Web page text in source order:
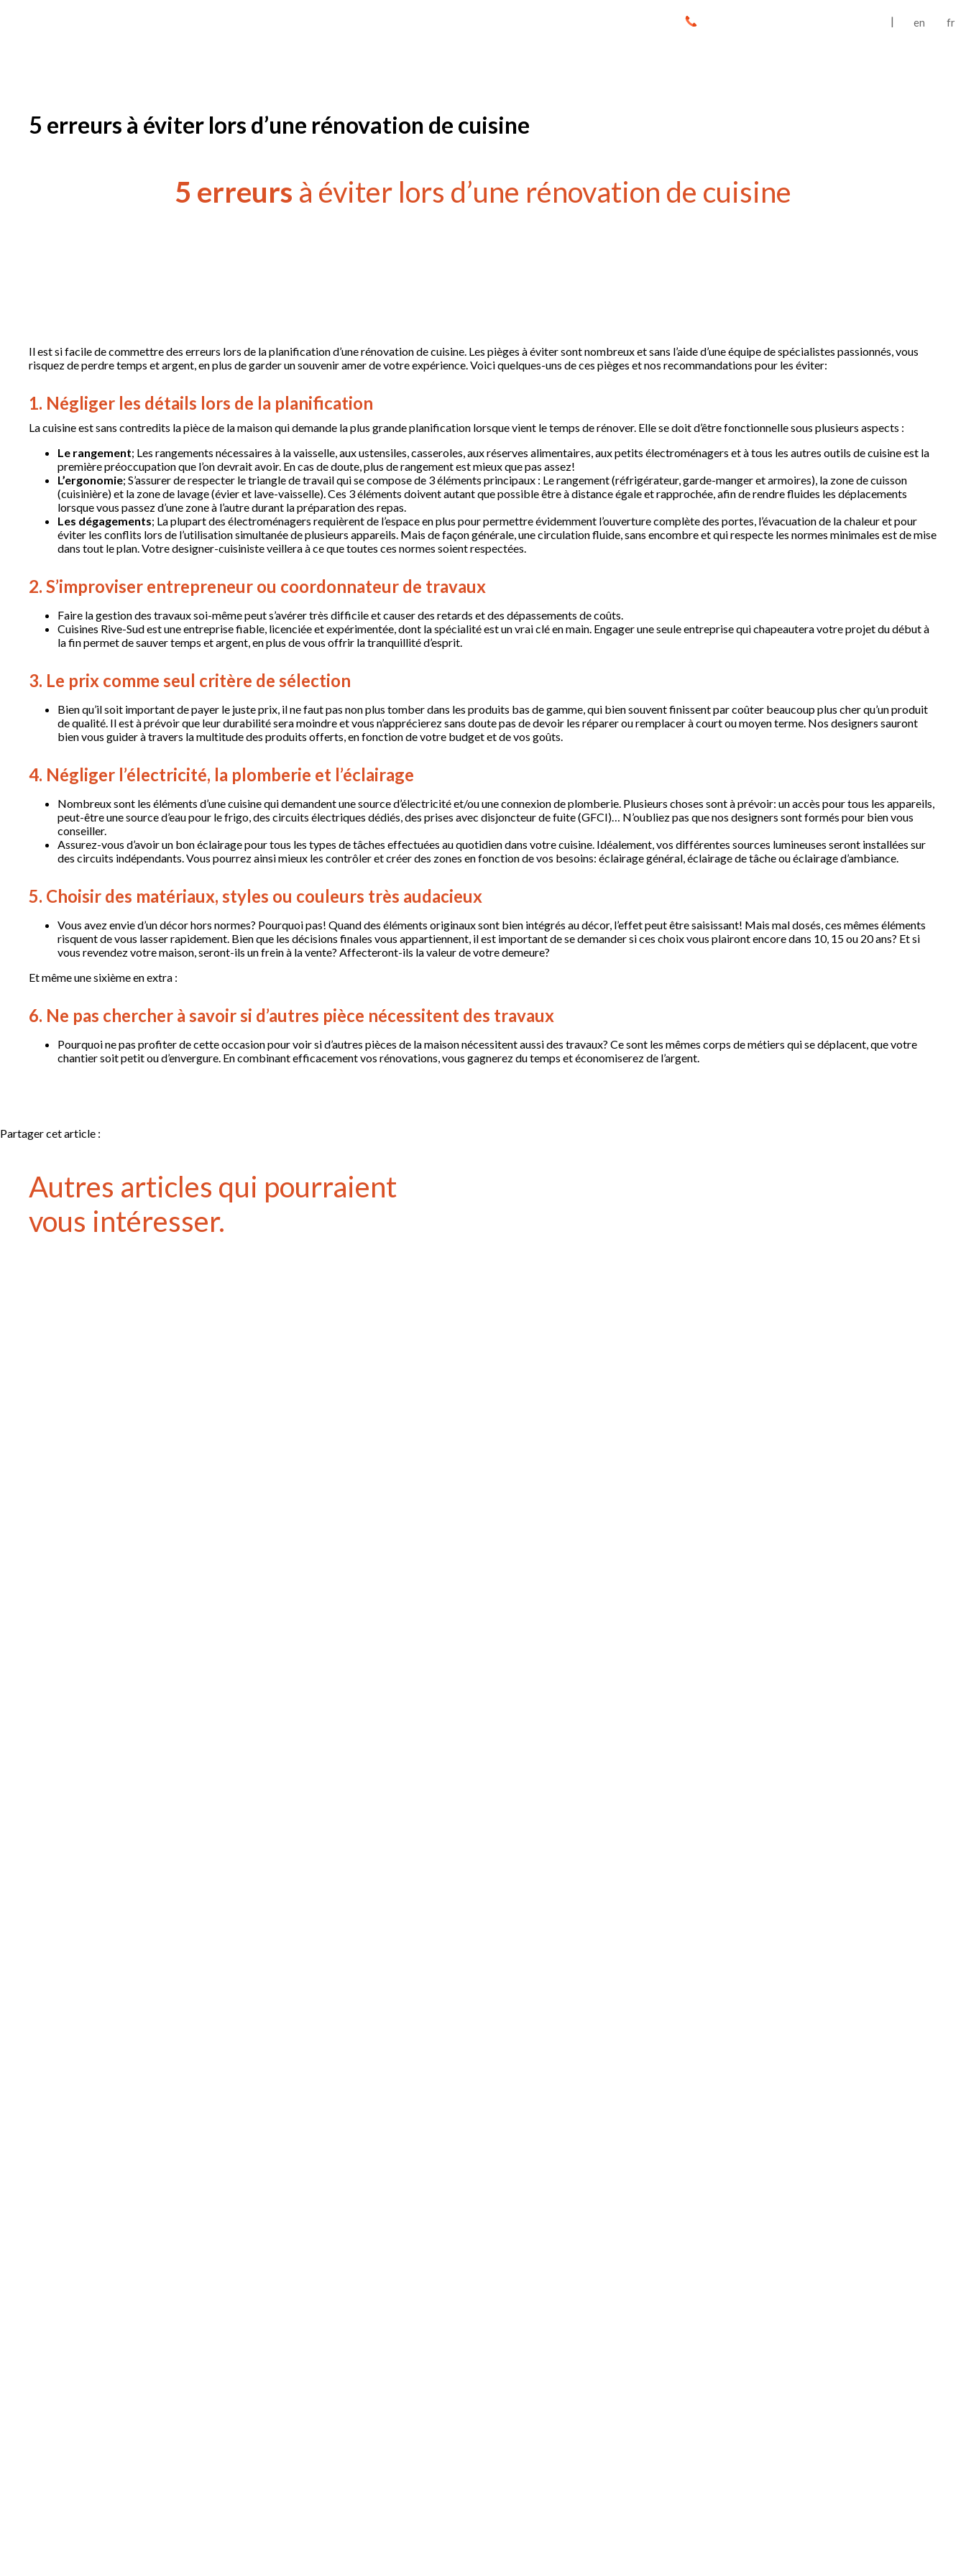
| en fr
5 erreurs à éviter lors d’une rénovation de cuisine
5 erreurs à éviter lors d’une rénovation de cuisine
Il est si facile de commettre des erreurs lors de la planification d’une rénovation de cuisine. Les pièges à éviter sont nombreux et sans l’aide d’une équipe de spécialistes passionnés, vous
risquez de perdre temps et argent, en plus de garder un souvenir amer de votre expérience. Voici quelques-uns de ces pièges et nos recommandations pour les éviter:
1. Négliger les détails lors de la planification
La cuisine est sans contredits la pièce de la maison qui demande la plus grande planification lorsque vient le temps de rénover. Elle se doit d’être fonctionnelle sous plusieurs aspects :
Le rangement; Les rangements nécessaires à la vaisselle, aux ustensiles, casseroles, aux réserves alimentaires, aux petits électroménagers et à tous les autres outils de cuisine est la
première préoccupation que l’on devrait avoir. En cas de doute, plus de rangement est mieux que pas assez!
L’ergonomie; S’assurer de respecter le triangle de travail qui se compose de 3 éléments principaux : Le rangement (réfrigérateur, garde-manger et armoires), la zone de cuisson
(cuisinière) et la zone de lavage (évier et lave-vaisselle). Ces 3 éléments doivent autant que possible être à distance égale et rapprochée, afin de rendre fluides les déplacements
lorsque vous passez d’une zone à l’autre durant la préparation des repas.
Les dégagements; La plupart des électroménagers requièrent de l’espace en plus pour permettre évidemment l’ouverture complète des portes, l’évacuation de la chaleur et pour
éviter les conflits lors de l’utilisation simultanée de plusieurs appareils. Mais de façon générale, une circulation fluide, sans encombre et qui respecte les normes minimales est de mise
dans tout le plan. Votre designer-cuisiniste veillera à ce que toutes ces normes soient respectées.
2. S’improviser entrepreneur ou coordonnateur de travaux
Faire la gestion des travaux soi-même peut s’avérer très difficile et causer des retards et des dépassements de coûts.
Cuisines Rive-Sud est une entreprise fiable, licenciée et expérimentée, dont la spécialité est un vrai clé en main. Engager une seule entreprise qui chapeautera votre projet du début à
la fin permet de sauver temps et argent, en plus de vous offrir la tranquillité d’esprit.
3. Le prix comme seul critère de sélection
Bien qu’il soit important de payer le juste prix, il ne faut pas non plus tomber dans les produits bas de gamme, qui bien souvent finissent par coûter beaucoup plus cher qu’un produit
de qualité. Il est à prévoir que leur durabilité sera moindre et vous n’apprécierez sans doute pas de devoir les réparer ou remplacer à court ou moyen terme. Nos designers sauront
bien vous guider à travers la multitude des produits offerts, en fonction de votre budget et de vos goûts.
4. Négliger l’électricité, la plomberie et l’éclairage
Nombreux sont les éléments d’une cuisine qui demandent une source d’électricité et/ou une connexion de plomberie. Plusieurs choses sont à prévoir: un accès pour tous les appareils,
peut-être une source d’eau pour le frigo, des circuits électriques dédiés, des prises avec disjoncteur de fuite (GFCI)… N’oubliez pas que nos designers sont formés pour bien vous
conseiller.
Assurez-vous d’avoir un bon éclairage pour tous les types de tâches effectuées au quotidien dans votre cuisine. Idéalement, vos différentes sources lumineuses seront installées sur
des circuits indépendants. Vous pourrez ainsi mieux les contrôler et créer des zones en fonction de vos besoins: éclairage général, éclairage de tâche ou éclairage d’ambiance.
5. Choisir des matériaux, styles ou couleurs très audacieux
Vous avez envie d’un décor hors normes? Pourquoi pas! Quand des éléments originaux sont bien intégrés au décor, l’effet peut être saisissant! Mais mal dosés, ces mêmes éléments
risquent de vous lasser rapidement. Bien que les décisions finales vous appartiennent, il est important de se demander si ces choix vous plairont encore dans 10, 15 ou 20 ans? Et si
vous revendez votre maison, seront-ils un frein à la vente? Affecteront-ils la valeur de votre demeure?
Et même une sixième en extra :
6. Ne pas chercher à savoir si d’autres pièce nécessitent des travaux
Pourquoi ne pas profiter de cette occasion pour voir si d’autres pièces de la maison nécessitent aussi des travaux? Ce sont les mêmes corps de métiers qui se déplacent, que votre
chantier soit petit ou d’envergure. En combinant efficacement vos rénovations, vous gagnerez du temps et économiserez de l’argent.
Partager cet article :
Autres articles qui pourraient
vous intéresser.